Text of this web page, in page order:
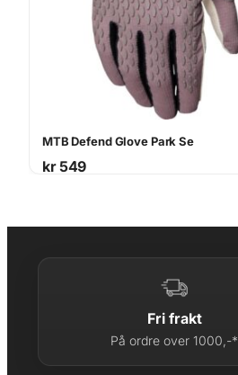
MTB Defend Glove Park Se
kr549
Fri frakt
På ordre over 1000,-*